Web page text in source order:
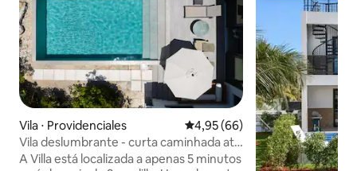
Vila ⋅ Providenciales 4,95 de uma avaliação média
4,95 (66)
Vila deslumbrante - curta caminhada até
a praia de Sapodilla
A Villa está localizada a apenas 5 minutos